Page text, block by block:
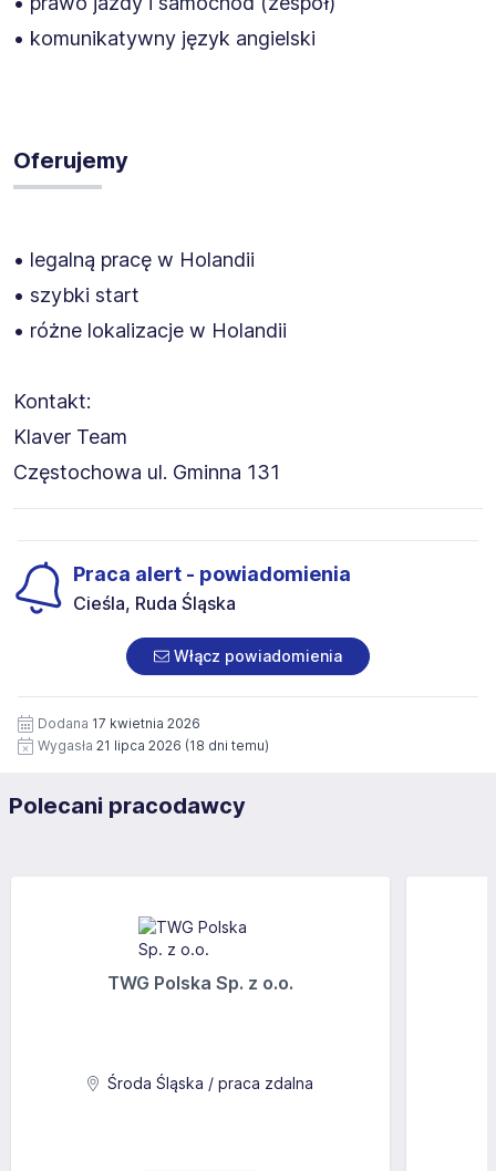
• komunikatywny język angielski
Oferujemy
• legalną pracę w Holandii
• szybki start
• różne lokalizacje w Holandii
Kontakt:
Klaver Team
Częstochowa ul. Gminna 131
Praca alert - powiadomienia
Cieśla, Ruda Śląska
Włącz powiadomienia
Dodana 17 kwietnia 2026
Wygasła 21 lipca 2026 (18 dni temu)
Polecani pracodawcy
TWG Polska Sp. z o.o.
Środa Śląska / praca zdalna